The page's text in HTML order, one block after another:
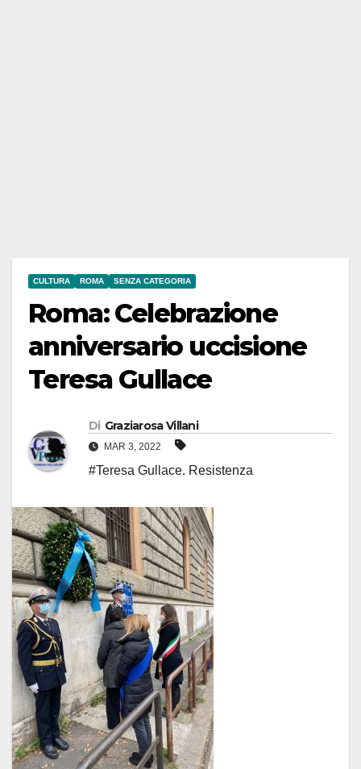
CULTURA ROMA SENZA CATEGORIA
Roma: Celebrazione
anniversario uccisione
Teresa Gullace
Di Graziarosa Villani
MAR 3, 2022
#Teresa Gullace. Resistenza